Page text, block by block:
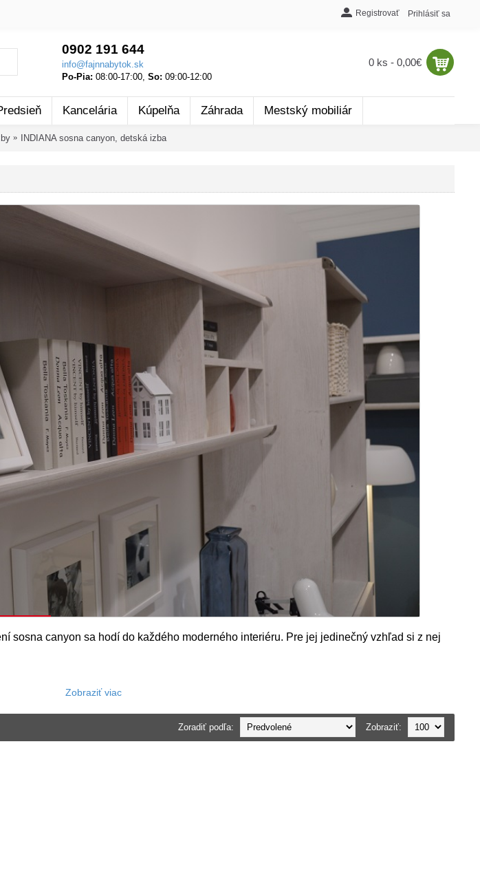
Registrovať Prihlásiť sa
0902 191 644
info@fajnnabytok.sk
Po-Pia: 08:00-17:00, So: 09:00-12:00
0 ks - 0,00€
Kancelária Kúpelňa Záhrada Mestský mobiliár
INDIANA sosna canyon, detská izba
sosna canyon sa hodí do každého moderného interiéru. Pre jej jedinečný vzhľad si z nej
Zobraziť:
Zoradiť podľa: